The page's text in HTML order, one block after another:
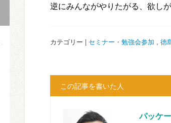
逆にみんながやりたがる、欲し
カテゴリー | セミナー・勉強会参加 , 徳
この記事を書いた人
パッケ